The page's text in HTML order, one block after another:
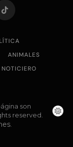
ANIMALES
NOTICIERO
son
reserved.
.